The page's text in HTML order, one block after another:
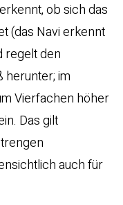
erkennt, ob sich das
(das Navi erkennt
regelt den
herunter; im
Vierfachen höher
Das gilt
auch für